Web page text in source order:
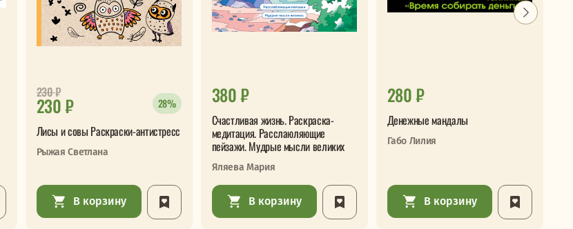
230 ₽
230₽
28%
Лисы и совы Раскраски-антистресс
Рыжая Светлана
В корзину
380 ₽
Счастливая жизнь. Раскраска-
медитация. Расслаюляющие
пейзажи. Мудрые мысли великих
Яляева Мария
В корзину
280 ₽
Денежные мандалы
Габо Лилия
В корзину